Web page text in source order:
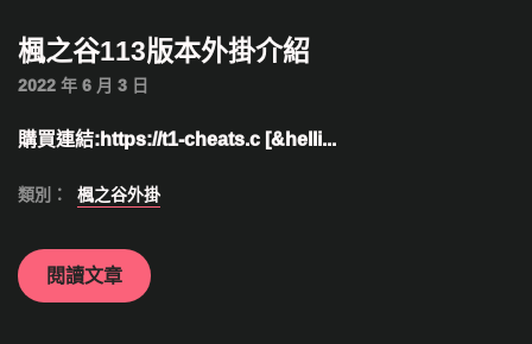
楓之谷113版本外掛介紹
2022 年 6 月 3 日
購買連結:https://t1-cheats.c [&helli...
類別： 楓之谷外掛
閱讀文章